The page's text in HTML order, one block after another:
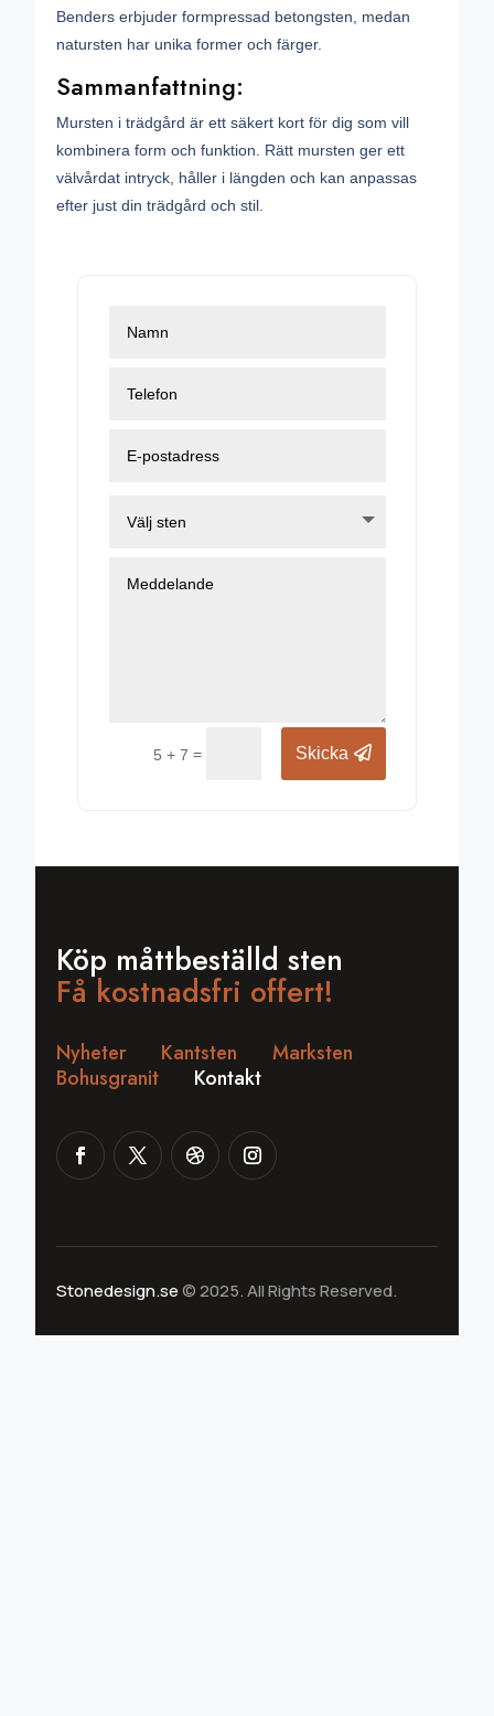
Benders erbjuder formpressad betongsten, medan
natursten har unika former och färger.
Sammanfattning:
Mursten i trädgård är ett säkert kort för dig som vill
kombinera form och funktion. Rätt mursten ger ett
välvårdat intryck, håller i längden och kan anpassas
efter just din trädgård och stil.
5 + 7 = Skicka
Köp måttbeställd sten
Få kostnadsfri offert!
Nyheter Kantsten
Marksten
Bohusgranit
Kontakt
Stonedesign.se© 2025. All Rights Reserved.